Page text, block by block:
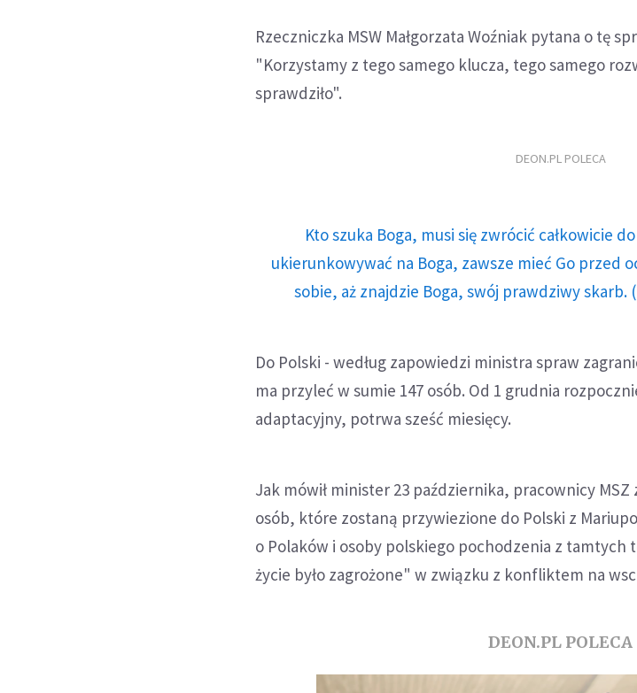
Rzeczniczka MSW Małgorzata Woźniak pytana o tę
"Korzystamy z tego samego klucza, tego samego
sprawdziło".
DEON.PL POLECA
Kto szuka Boga, musi się zwrócić całkowicie
ukierunkowywać na Boga, zawsze mieć Go przed
sobie, aż znajdzie Boga, swój prawdziwy skarb.
Do Polski - według zapowiedzi ministra spraw
ma przyleć w sumie 147 osób. Od 1 grudnia
adaptacyjny, potrwa sześć miesięcy.
Jak mówił minister 23 października, pracownicy
osób, które zostaną przywiezione do Polski z
o Polaków i osoby polskiego pochodzenia z
życie było zagrożone" w związku z konfliktem na
DEON.PL POLECA